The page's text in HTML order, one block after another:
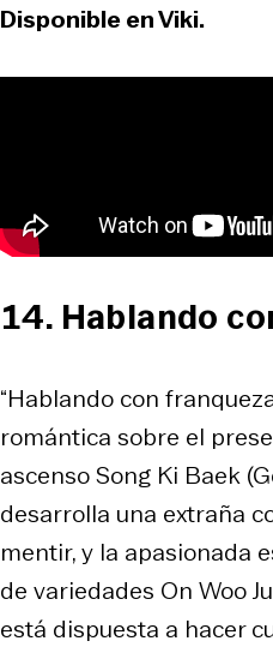
Disponible en Viki.
14. Hablando
“Hablando con
romántica sobre el
ascenso Song Ki Baek
desarrolla una extraña
mentir, y la apasionada
de variedades On Woo
está dispuesta a hacer